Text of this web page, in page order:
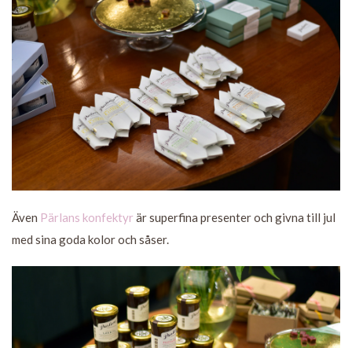
Även Pärlans konfektyr är superfina presenter och givna till jul
med sina goda kolor och såser.